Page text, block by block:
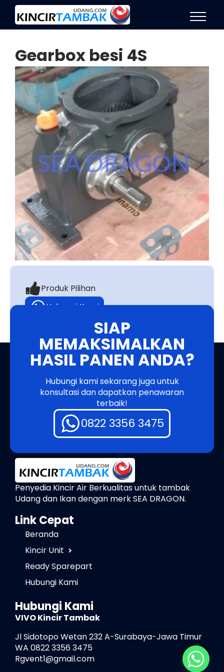
Gearbox besi 4S
Produk Pilihan
Hubungi Kami
SIAP
MEMAKSIMALKAN
HASIL PANEN ANDA?
Hubungi kami sekarang juga untuk
konsultasi dan dapatkan penawaran
terbaik!
0822 3356 3475
Penyedia Kincir Air Berkualitas untuk tambak
Udang dan Ikan dengan merk SEA DRAGON.
Link Cepat
Beranda
Kincir Unit
Ready Sparepart
Hubungi Kami
Hubungi Kami
VIVO Kincir Tambak
Jl Sidotopo Wetan 232 A-Surabaya-Jawa Timur
WA 0822 3356 3475
Rgvent1@gmail.com